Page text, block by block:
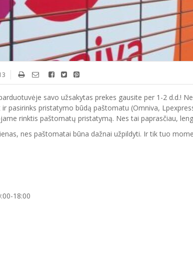
savo užsakytas prekes gausite per 1-2 d.d.!
pasirinks pristatymo būdą paštomatu (Omniva,
rinktis paštomatų pristatymą. Nes tai paprasčiau,
nes paštomatai būna dažnai užpildyti. Ir tik tuo
18:00